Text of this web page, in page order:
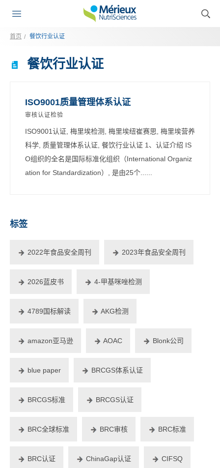
首页 餐饮行业认证
餐饮行业认证
ISO9001质量管理体系认证
审核认证检验
ISO9001认证, 梅里埃检测, 梅里埃纽崔赛思, 梅里埃营养
科学, 质量管理体系认证, 餐饮行业认证 1、认证介绍 IS
O组织的全名是国际标准化组织（International Organiz
ation for Standardization）, 是由25个......
标签
2022年食品安全周刊 2023年食品安全周刊
2026蓝皮书 4-甲基咪唑检测
4789国标解读 AKG检测
amazon亚马逊 AOAC Blonk公司
blue paper BRCGS体系认证
BRCGS标准 BRCGS认证
BRC全球标准 BRC审核 BRC标准
BRC认证 ChinaGap认证 CIFSQ